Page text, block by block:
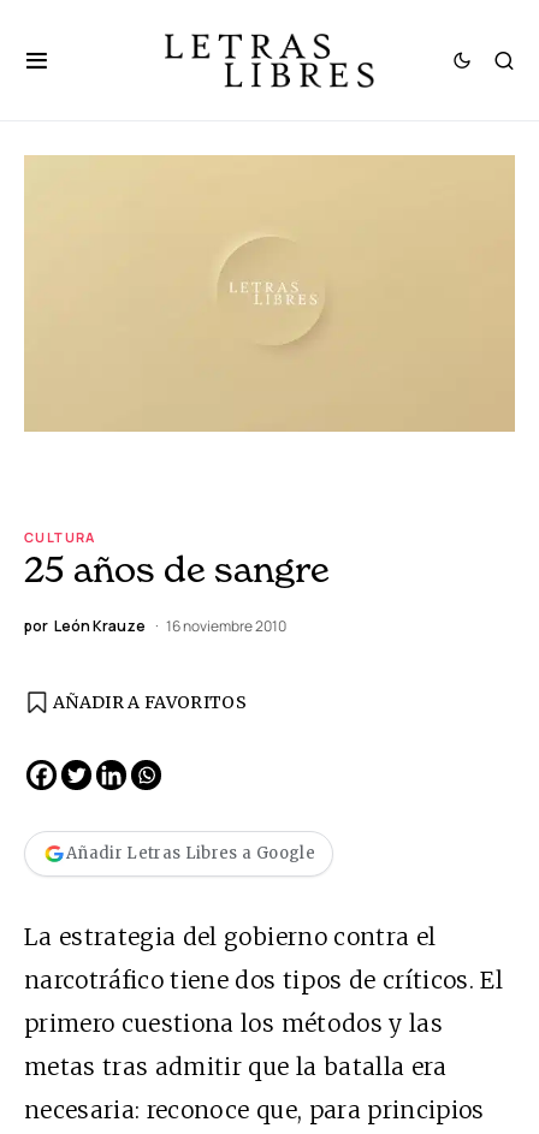
CULTURA
25 años de sangre
por León Krauze 16 noviembre 2010
AÑADIR A FAVORITOS
Añadir Letras Libres a Google
La estrategia del gobierno contra el
narcotráfico tiene dos tipos de críticos. El
primero cuestiona los métodos y las
metas tras admitir que la batalla era
necesaria: reconoce que, para principios